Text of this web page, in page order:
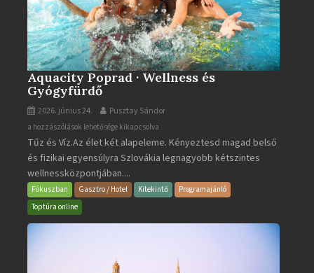
Aquacity Poprad · Wellness és
Gyógyfürdő
2026. június 24. Pusztay Sándor
Aquacity
Poprad
·
Wellness
és
Gyógyfürdő
a hozzászólások lehetősége kikapcsolva
Tűz és Víz.Az élet két alapeleme. Kényeztesd magad belső
és fizikai egyensúlyra Szlovákia legnagyobb kétszintes
wellnessközpontjában....
Fókuszban Gasztro / Hotel Kitekintő
Programajánló
Toptúra online